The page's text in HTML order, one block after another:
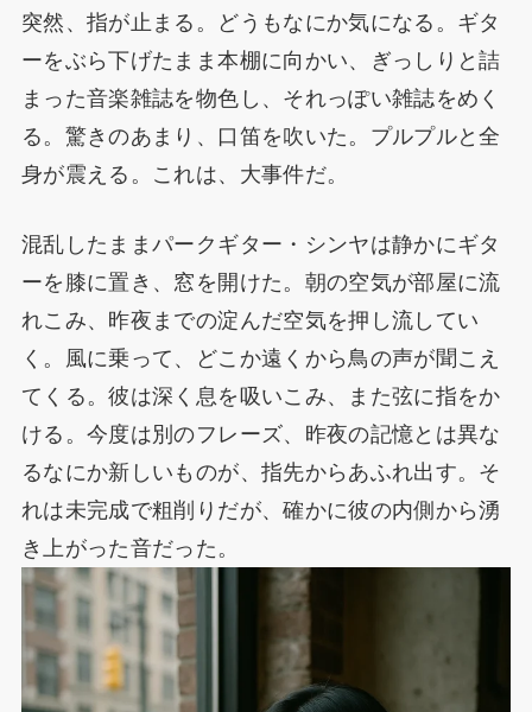
突然、指が止まる。どうもなにか気になる。ギタ
ーをぶら下げたまま本棚に向かい、ぎっしりと詰
まった音楽雑誌を物色し、それっぽい雑誌をめく
る。驚きのあまり、口笛を吹いた。プルプルと全
身が震える。これは、大事件だ。
混乱したままパークギター・シンヤは静かにギタ
ーを膝に置き、窓を開けた。朝の空気が部屋に流
れこみ、昨夜までの淀んだ空気を押し流してい
く。風に乗って、どこか遠くから鳥の声が聞こえ
てくる。彼は深く息を吸いこみ、また弦に指をか
ける。今度は別のフレーズ、昨夜の記憶とは異な
るなにか新しいものが、指先からあふれ出す。そ
れは未完成で粗削りだが、確かに彼の内側から湧
き上がった音だった。